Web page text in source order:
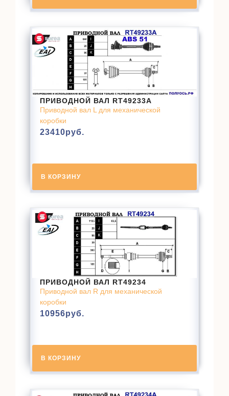
ПРИВОДНОЙ ВАЛ RT49233A
Приводной вал L для механической
коробки
23410руб.
В КОРЗИНУ
ПРИВОДНОЙ ВАЛ RT49234
Приводной вал R для механической
коробки
10956руб.
В КОРЗИНУ